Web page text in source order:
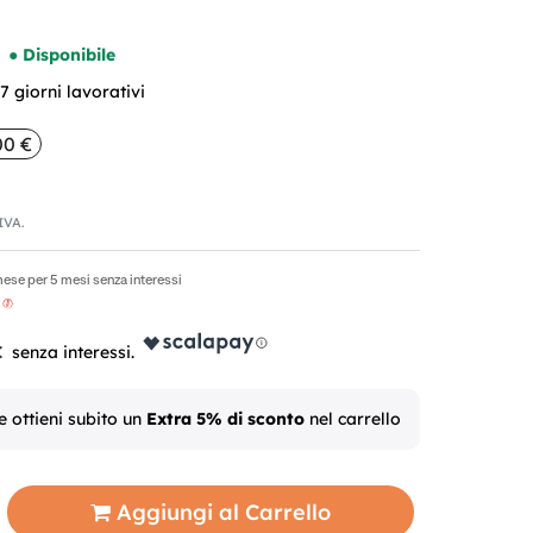
● Disponibile
giorni lavorativi
€
per 5 mesi senza interessi
ottieni subito un Extra 5% di sconto nel carrello
Aggiungi al Carrello